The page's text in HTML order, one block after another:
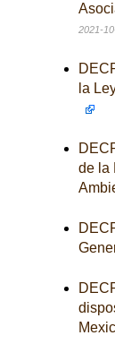
2021-
la
de la